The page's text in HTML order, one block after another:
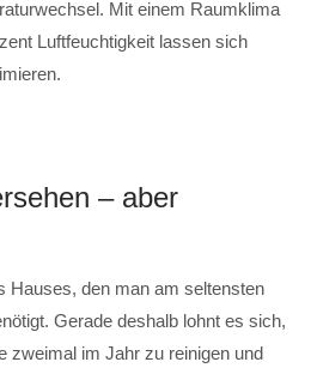
Mit einem Raumklima
Luftfeuchtigkeit lassen sich
– aber
Hauses, den man am seltensten
Gerade deshalb lohnt es sich,
zweimal im Jahr zu reinigen und